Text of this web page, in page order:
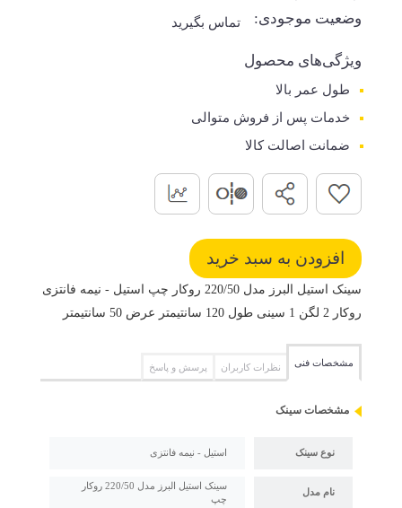
وضعیت موجودی: تماس بگیرید
ویژگی‌های محصول
طول عمر بالا
خدمات پس از فروش متوالی
ضمانت اصالت کالا
سینک استیل البرز مدل 220/50 روکار چپ استیل - نیمه فانتزی
روکار 2 لگن 1 سینی طول 120 سانتیمتر عرض 50 سانتیمتر
مشخصات فنی نظرات کاربران پرسش و پاسخ
مشخصات سینک
نوع سینک استیل - نیمه فانتزی
نام مدل
سینک استیل البرز مدل 220/50 روکار
چپ